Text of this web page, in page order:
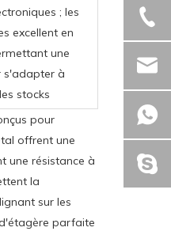
; les
excellent en
une
s'adapter à
stocks
pour
offrent une
une résistance à
la
sur les
parfaite